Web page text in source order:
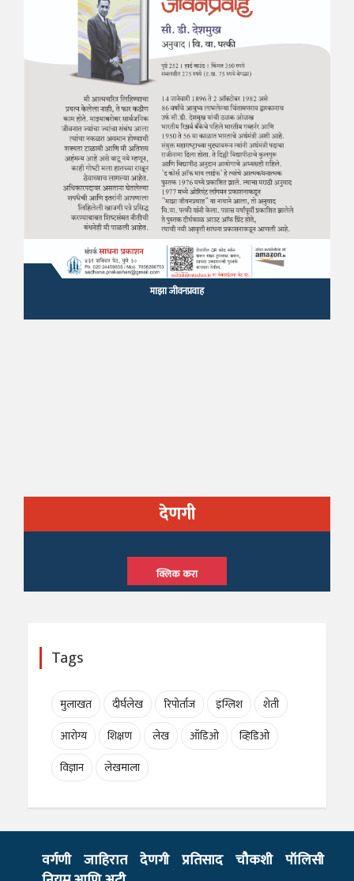
माझा जीवनप्रवाह
देणगी
क्लिक करा
Tags
मुलाखत दीर्घलेख रिपोर्ताज इंग्लिश
शेती
आरोग्य
शिक्षण लेख ऑडिओ
व्हिडिओ
विज्ञान
लेखमाला
वर्गणी जाहिरात देणगी प्रतिसाद चौकशी पॉलिसी